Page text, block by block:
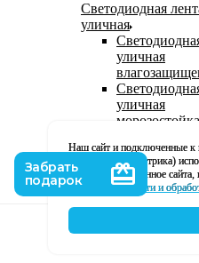
Светодиодная
уличная
уличная
уличная
220В
уличная в
Наш сайт и подключенные к
числе, Яндекс Метрика)
использование данное
кофиденциальности и